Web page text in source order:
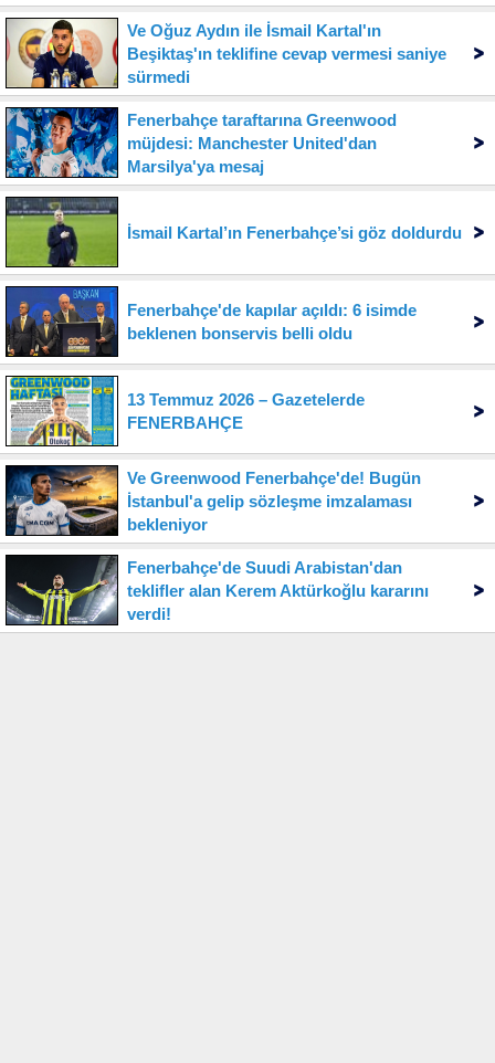
Ve Oğuz Aydın ile İsmail Kartal'ın
Beşiktaş'ın teklifine cevap vermesi saniye
sürmedi
Fenerbahçe taraftarına Greenwood
müjdesi: Manchester United'dan
Marsilya'ya mesaj
İsmail Kartal’ın Fenerbahçe’si göz doldurdu
Fenerbahçe'de kapılar açıldı: 6 isimde
beklenen bonservis belli oldu
13 Temmuz 2026 – Gazetelerde
FENERBAHÇE
Ve Greenwood Fenerbahçe'de! Bugün
İstanbul'a gelip sözleşme imzalaması
bekleniyor
Fenerbahçe'de Suudi Arabistan'dan
teklifler alan Kerem Aktürkoğlu kararını
verdi!